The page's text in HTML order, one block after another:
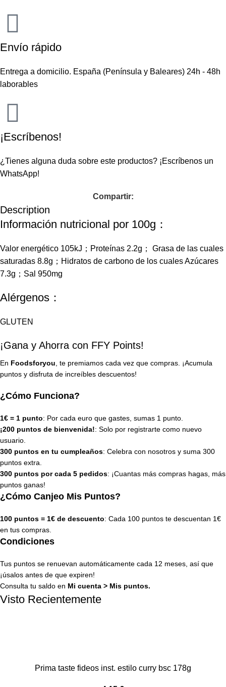
Envío rápido
Entrega a domicilio. España (Península y Baleares) 24h - 48h
laborables
¡Escríbenos!
¿Tienes alguna duda sobre este productos? ¡Escríbenos un
WhatsApp!
Compartir:
Description
Información nutricional por 100g：
Valor energético 105kJ；Proteínas 2.2g； Grasa de las cuales
saturadas 8.8g；Hidratos de carbono de los cuales Azúcares
7.3g；Sal 950mg
Alérgenos：
GLUTEN
¡Gana y Ahorra con FFY Points!
En Foodsforyou, te premiamos cada vez que compras. ¡Acumula
puntos y disfruta de increíbles descuentos!
¿Cómo Funciona?
1€ = 1 punto: Por cada euro que gastes, sumas 1 punto.
¡200 puntos de bienvenida!: Solo por registrarte como nuevo
usuario.
300 puntos en tu cumpleaños: Celebra con nosotros y suma 300
puntos extra.
300 puntos por cada 5 pedidos: ¡Cuantas más compras hagas, más
puntos ganas!
¿Cómo Canjeo Mis Puntos?
100 puntos = 1€ de descuento: Cada 100 puntos te descuentan 1€
en tus compras.
Condiciones
Tus puntos se renuevan automáticamente cada 12 meses, así que
¡úsalos antes de que expiren!
Consulta tu saldo en Mi cuenta > Mis puntos.
Visto Recientemente
Prima taste fideos inst. estilo curry bsc 178g